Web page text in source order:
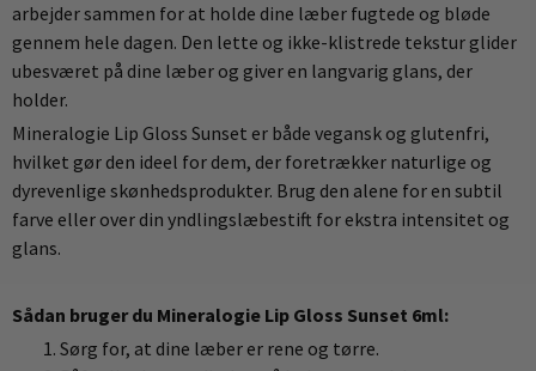
arbejder sammen for at holde dine læber fugtede og bløde
gennem hele dagen. Den lette og ikke-klistrede tekstur glider
ubesværet på dine læber og giver en langvarig glans, der
holder.
Mineralogie Lip Gloss Sunset er både vegansk og glutenfri,
hvilket gør den ideel for dem, der foretrækker naturlige og
dyrevenlige skønhedsprodukter. Brug den alene for en subtil
farve eller over din yndlingslæbestift for ekstra intensitet og
glans.
Sådan bruger du Mineralogie Lip Gloss Sunset 6ml:
Sørg for, at dine læber er rene og tørre.